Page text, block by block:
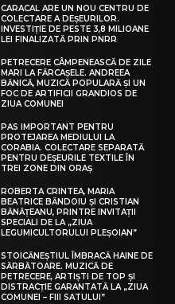
CARACAL ARE UN NOU CENTRU DE
COLECTARE A DEȘEURILOR.
INVESTIȚIE DE PESTE 3,8 MILIOANE
LEI FINALIZATĂ PRIN PNRR
PETRECERE CÂMPENEASCĂ DE ZILE
MARI LA FĂRCAȘELE. ANDREEA
BĂNICĂ, MUZICĂ POPULARĂ ȘI UN
FOC DE ARTIFICII GRANDIOS DE
ZIUA COMUNEI
PAS IMPORTANT PENTRU
PROTEJAREA MEDIULUI LA
CORABIA. COLECTARE SEPARATĂ
PENTRU DEȘEURILE TEXTILE ÎN
TREI ZONE DIN ORAȘ
ROBERTA CRINTEA, MARIA
BEATRICE BĂNDOIU ȘI CRISTIAN
BĂNĂȚEANU, PRINTRE INVITAȚII
SPECIALI DE LA „ZIUA
LEGUMICULTORULUI PLEȘOIAN”
STOICĂNEȘTIUL ÎMBRACĂ HAINE DE
SĂRBĂTOARE. MUZICĂ DE
PETRECERE, ARTIȘTI DE TOP ȘI
DISTRACȚIE GARANTATĂ LA „ZIUA
COMUNEI – FIII SATULUI”